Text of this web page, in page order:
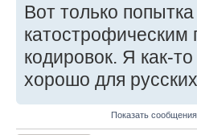
Вот только
катострофическим
кодировок. Я как-
хорошо для
Показать